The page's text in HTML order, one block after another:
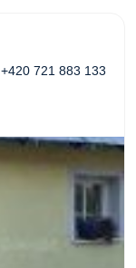
+420 721 883 133